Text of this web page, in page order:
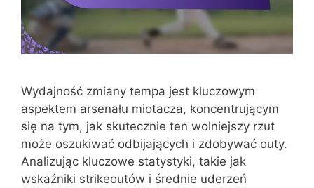
Wydajność zmiany tempa jest kluczowym
aspektem arsenału miotacza, koncentrującym
się na tym, jak skutecznie ten wolniejszy rzut
może oszukiwać odbijających i zdobywać outy.
Analizując kluczowe statystyki, takie jak
wskaźniki strikeoutów i średnie uderzeń